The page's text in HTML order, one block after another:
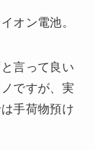
オン電池。
言って良い
ですが、実
手荷物預け